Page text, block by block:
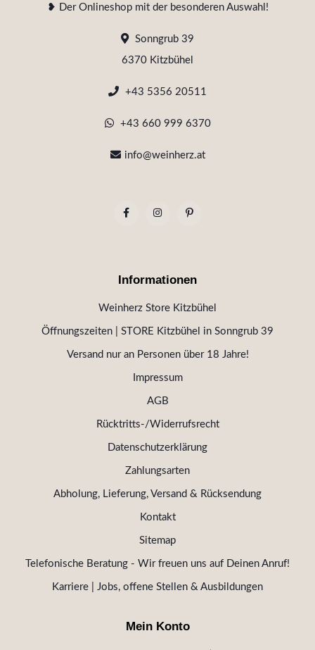
❥ Der Onlineshop mit der besonderen Auswahl!
Sonngrub 39
6370 Kitzbühel
+43 5356 20511
+43 660 999 6370
info@weinherz.at
Informationen
Weinherz Store Kitzbühel
Öffnungszeiten | STORE Kitzbühel in Sonngrub 39
Versand nur an Personen über 18 Jahre!
Impressum
AGB
Rücktritts-/Widerrufsrecht
Datenschutzerklärung
Zahlungsarten
Abholung, Lieferung, Versand & Rücksendung
Kontakt
Sitemap
Telefonische Beratung - Wir freuen uns auf Deinen Anruf!
Karriere | Jobs, offene Stellen & Ausbildungen
Mein Konto